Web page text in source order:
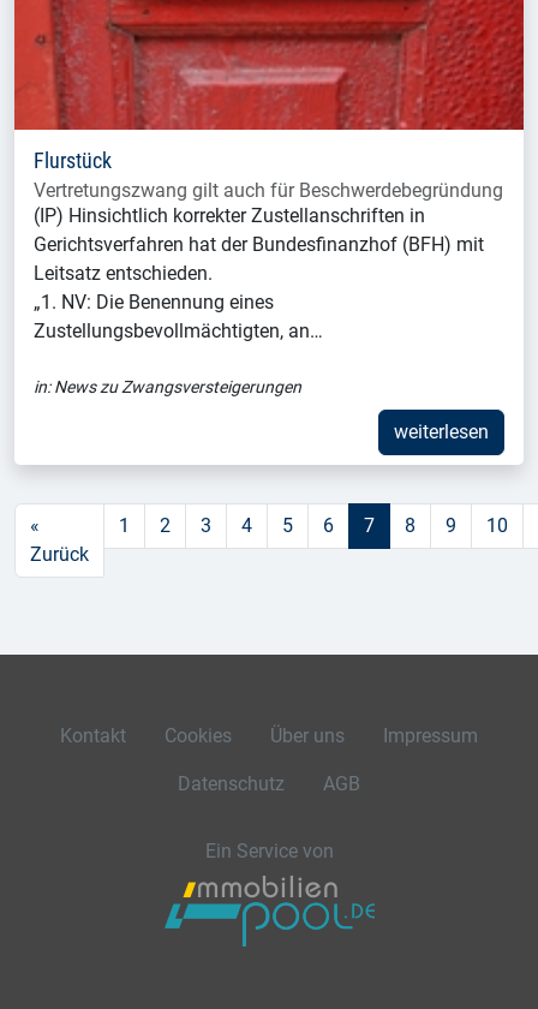
Flurstück
Vertretungszwang gilt auch für Beschwerdebegründung
(IP) Hinsichtlich korrekter Zustellanschriften in
Gerichtsverfahren hat der Bundesfinanzhof (BFH) mit
Leitsatz entschieden.
„1. NV: Die Benennung eines
Zustellungsbevollmächtigten, an…
in:News zu Zwangsversteigerungen
weiterlesen
«
Zurück
1 2 3 4 5 6 7 8 9 10
Kontakt Cookies Über uns Impressum
Datenschutz AGB
Ein Service von